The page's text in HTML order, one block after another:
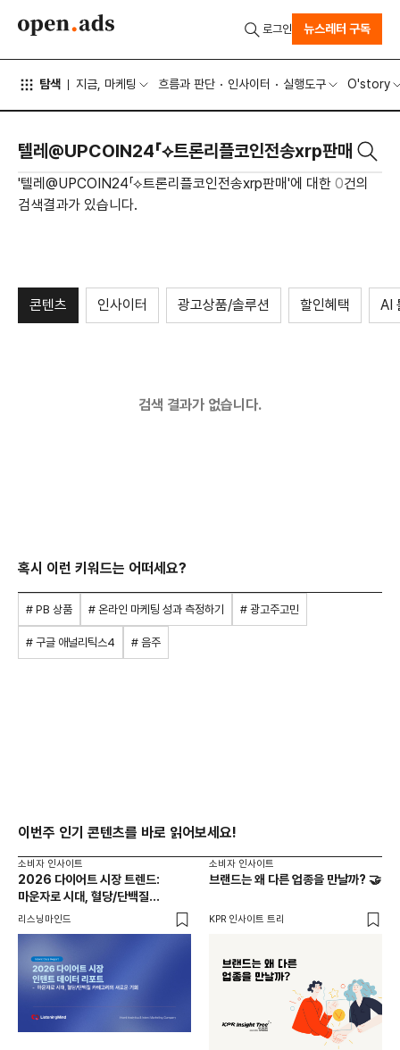
탐색 지금, 마케팅 흐름과 판단 인사이터 실행도구 O'story
로그인 뉴스레터 구독
'텔레@UPCOIN24「⟡트론리플코인전송xrp판매'에 대한 0건의
검색결과가 있습니다.
콘텐츠 인사이터 광고상품/솔루션 할인혜택 AI
검색 결과가 없습니다.
혹시 이런 키워드는 어떠세요?
# PB 상품 # 온라인 마케팅 성과 측정하기 # 광고주고민
# 구글 애널리틱스4 # 음주
이번주 인기 콘텐츠를 바로 읽어보세요!
소비자 인사이트
2026 다이어트 시장 트렌드:
마운자로 시대, 혈당/단백질
카테고리의 새로운 기회
리스닝마인드
소비자 인사이트
브랜드는 왜 다른 업종을 만날까? 🤝
KPR 인사이트 트리